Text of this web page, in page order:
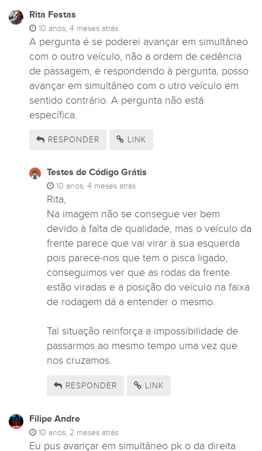
Rita Festas
10 anos, 4 meses atrás
A pergunta é se poderei avançar em simultâneo
com o outro veículo, não a ordem de cedência
de passagem, e respondendo à pergunta, posso
avançar em simultâneo com o utro veículo em
sentido contrário. A pergunta não está
específica.
RESPONDER LINK
Testes de Código Grátis
10 anos, 4 meses atrás
Rita,
Na imagem não se consegue ver bem
devido à falta de qualidade, mas o veículo da
frente parece que vai virar à sua esquerda
pois parece-nos que tem o pisca ligado,
conseguimos ver que as rodas da frente
estão viradas e a posição do veículo na faixa
de rodagem dá a entender o mesmo.
Tal situação reinforça a impossibilidade de
passarmos ao mesmo tempo uma vez que
nos cruzamos.
RESPONDER LINK
Filipe Andre
10 anos, 2 meses atrás
Eu pus avançar em simultâneo pk o da direita